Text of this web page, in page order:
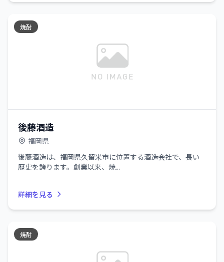
焼酎
後藤酒造
福岡県
後藤酒造は、福岡県久留米市に位置する酒造会社で、長い
歴史を誇ります。創業以来、焼...
詳細を見る
焼酎